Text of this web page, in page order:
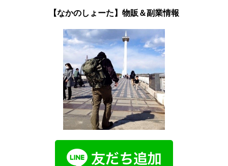
【なかのしょーた】物販＆副業情報